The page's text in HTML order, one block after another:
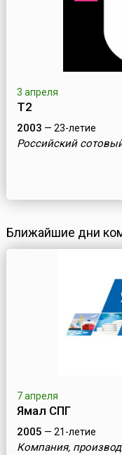
3 апреля
Т2
2003 — 23-летие
Российский
Ближайшие дни
7 апреля
Ямал СПГ
2005 — 21-летие
Компания,